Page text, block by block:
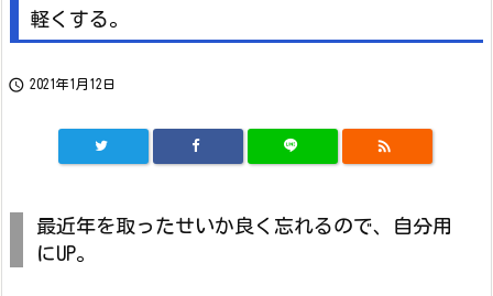
軽くする。
 2021年1月12日

最近年を取ったせいか良く忘れるので、自分用
にUP。